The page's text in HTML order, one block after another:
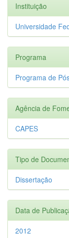
Instituição
Universidade
Programa
Programa de
Agência de
CAPES
Tipo de
Dissertação
Data de
2012